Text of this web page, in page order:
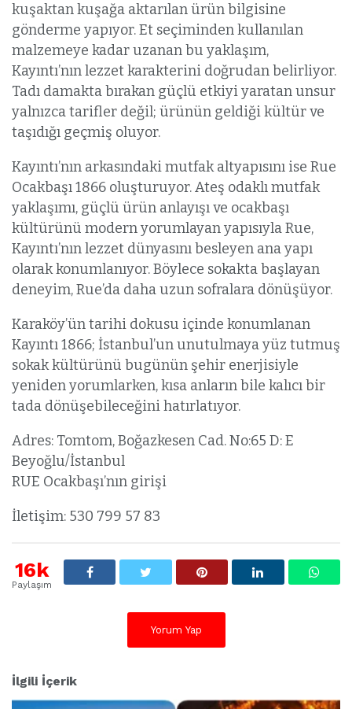
kuşaktan kuşağa aktarılan ürün bilgisine
gönderme yapıyor. Et seçiminden kullanılan
malzemeye kadar uzanan bu yaklaşım,
Kayıntı’nın lezzet karakterini doğrudan belirliyor.
Tadı damakta bırakan güçlü etkiyi yaratan unsur
yalnızca tarifler değil; ürünün geldiği kültür ve
taşıdığı geçmiş oluyor.
Kayıntı’nın arkasındaki mutfak altyapısını ise Rue
Ocakbaşı 1866 oluşturuyor. Ateş odaklı mutfak
yaklaşımı, güçlü ürün anlayışı ve ocakbaşı
kültürünü modern yorumlayan yapısıyla Rue,
Kayıntı’nın lezzet dünyasını besleyen ana yapı
olarak konumlanıyor. Böylece sokakta başlayan
deneyim, Rue’da daha uzun sofralara dönüşüyor.
Karaköy’ün tarihi dokusu içinde konumlanan
Kayıntı 1866; İstanbul’un unutulmaya yüz tutmuş
sokak kültürünü bugünün şehir enerjisiyle
yeniden yorumlarken, kısa anların bile kalıcı bir
tada dönüşebileceğini hatırlatıyor.
Adres: Tomtom, Boğazkesen Cad. No:65 D: E
Beyoğlu/İstanbul
RUE Ocakbaşı’nın girişi
İletişim: 530 799 57 83
16k
Paylaşım
Yorum Yap
İlgili İçerik